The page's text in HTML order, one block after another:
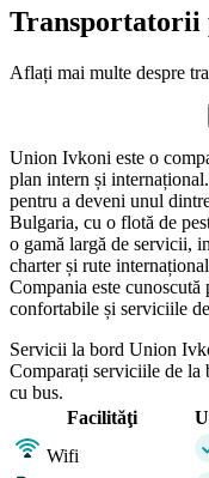
Transportatorii
Aflați mai multe despre
Union Ivkoni este o
plan intern și
pentru a deveni unul
Bulgaria, cu o flotă de
o gamă largă de servicii,
charter și rute
Compania este
confortabile și serviciile
Servicii la bord Union
Comparați serviciile de
cu bus.
Facilităţi
Wifi